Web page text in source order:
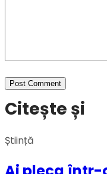
Citește și
Știință